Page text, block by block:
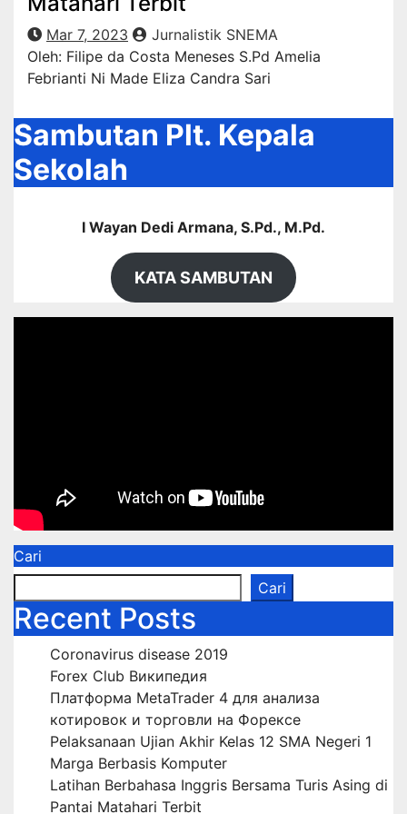
Mar 7, 2023
Jurnalistik SNEMA
Oleh: Filipe da Costa Meneses S.Pd Amelia
Febrianti Ni Made Eliza Candra Sari
Sambutan Plt. Kepala
Sekolah
I Wayan Dedi Armana, S.Pd., M.Pd.
KATA SAMBUTAN
Cari
Cari
Recent Posts
Coronavirus disease 2019
Forex Club Википедия
Платформа MetaTrader 4 для анализа
котировок и торговли на Форексе
Pelaksanaan Ujian Akhir Kelas 12 SMA Negeri 1
Marga Berbasis Komputer
Latihan Berbahasa Inggris Bersama Turis Asing di
Pantai Matahari Terbit